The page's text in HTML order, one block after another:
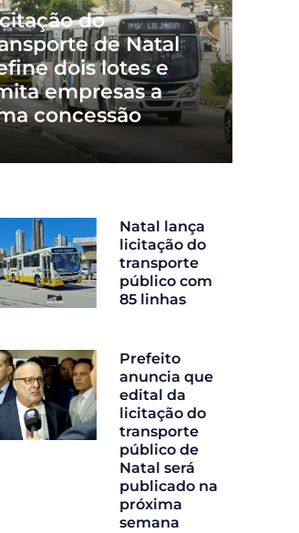
do
de Natal
dois lotes e
empresas a
concessão
Natal lança
licitação do
transporte
público com
85 linhas
Prefeito
anuncia que
edital da
licitação do
transporte
público de
Natal será
publicado na
próxima
semana